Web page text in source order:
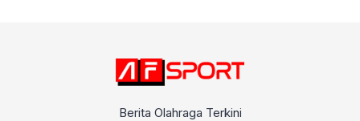
Berita Olahraga Terkini